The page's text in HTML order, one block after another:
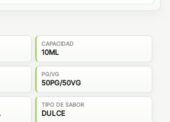
CAPACIDAD
10ML
PG/VG
50PG/50VG
TIPO DE SABOR
DULCE